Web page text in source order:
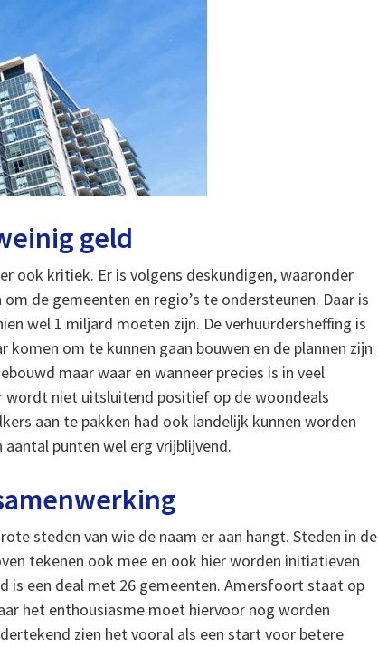
geld
ook kritiek. Er is volgens deskundigen, waaronder
de gemeenten en regio’s te ondersteunen. Daar is
wel 1 miljard moeten zijn. De verhuurdersheffing is
om te kunnen gaan bouwen en de plannen zijn
maar waar en wanneer precies is in veel
wordt niet uitsluitend positief op de woondeals
aan te pakken had ook landelijk kunnen worden
aantal punten wel erg vrijblijvend.
steden van wie de naam er aan hangt. Steden in de
tekenen ook mee en ook hier worden initiatieven
is een deal met 26 gemeenten. Amersfoort staat op
het enthousiasme moet hiervoor nog worden
zien het vooral als een start voor betere